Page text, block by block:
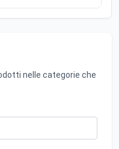
nelle categorie che